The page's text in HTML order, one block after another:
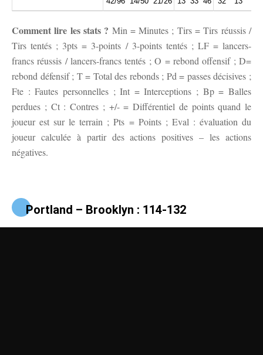
Comment lire les stats ? Min = Minutes ; Tirs = Tirs réussis /
Tirs tentés ; 3pts = 3-points / 3-points tentés ; LF = lancers-
francs réussis / lancers-francs tentés ; O = rebond offensif ; D=
rebond défensif ; T = Total des rebonds ; Pd = passes décisives ;
Fte : Fautes personnelles ; Int = Interceptions ; Bp = Balles
perdues ; Ct : Contres ; +/- = Différentiel de points quand le
joueur est sur le terrain ; Pts = Points ; Eval : évaluation du
joueur calculée à partir des actions positives – les actions
négatives.
Portland – Brooklyn : 114-132